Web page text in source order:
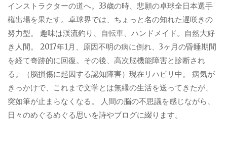
インストラクターの道へ。33歳の時、悲願の卓球全日本選手
権出場を果たす。卓球界では、ちょっと名の知れた遅咲きの
努力型。 趣味は渓流釣り、自転車、ハンドメイド。自然大好
き人間。 2017年1月、原因不明の病に倒れ、3ヶ月の昏睡期間
を経て奇跡的に回復。その後、高次脳機能障害と診断され
る。（脳損傷に起因する認知障害）現在リハビリ中。 病気が
きっかけで、これまで文学とは無縁の生活を送ってきたが、
突如筆が止まらなくなる。 人間の脳の不思議を感じながら、
日々のめぐるめぐる思いを詩やブログに綴ります。